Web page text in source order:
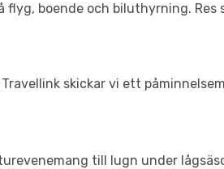
boende och biluthyrning. Res
skickar vi ett
till lugn under